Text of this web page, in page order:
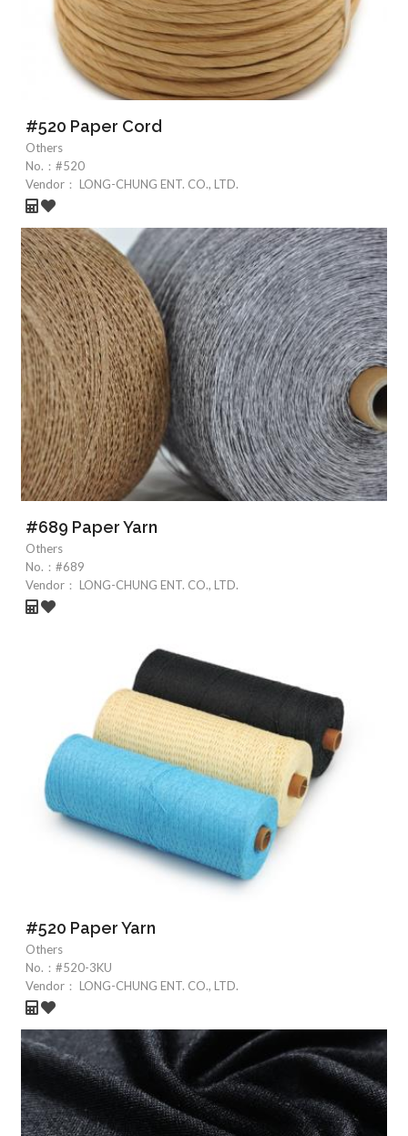
#520 Paper Cord
Others
No.： #520
Vendor：
LONG-CHUNG ENT. CO., LTD.
#689 Paper Yarn
Others
No.： #689
Vendor：
LONG-CHUNG ENT. CO., LTD.
#520 Paper Yarn
Others
No.： #520-3KU
Vendor：
LONG-CHUNG ENT. CO., LTD.